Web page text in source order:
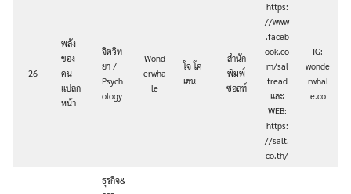
26
พลัง
ของ
คน
แปลก
หน้า
จิตวิท
ยา /
Psych
ology
Wond
erwha
le
โจ โค
เฮน
สำนัก
พิมพ์
ซอลท์
https:
//www
.faceb
ook.co
m/sal
tread
และ
WEB:
https:
//salt.
co.th/
IG:
wonde
rwhal
e.co
ธุรกิจ&